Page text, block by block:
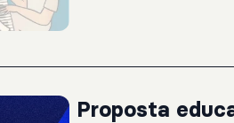
Proposta